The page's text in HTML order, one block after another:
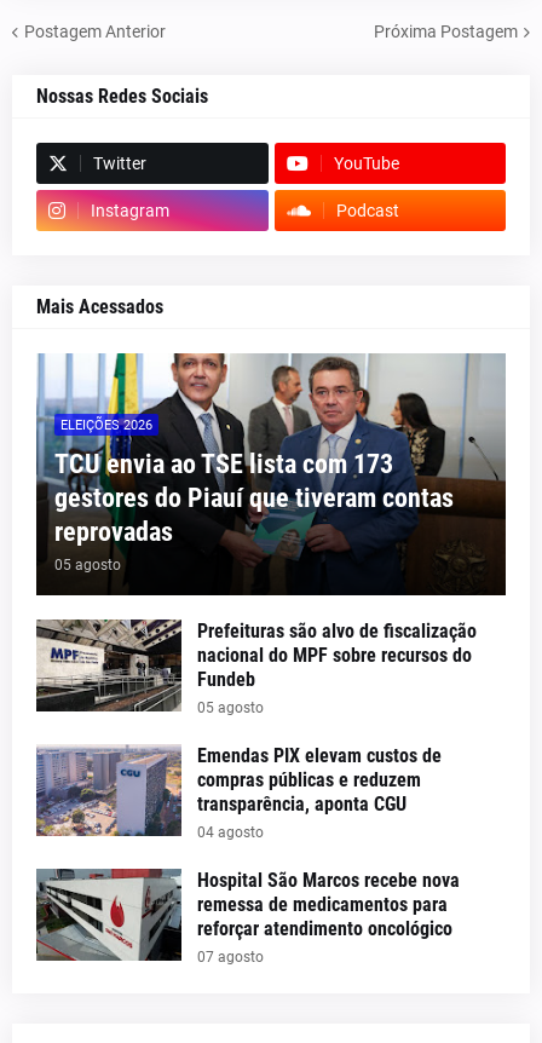
Postagem Anterior Próxima Postagem
Nossas Redes Sociais
Twitter YouTube
Instagram Podcast
Mais Acessados
ELEIÇÕES 2026
TCU envia ao TSE lista com 173
gestores do Piauí que tiveram contas
reprovadas
05 agosto
Prefeituras são alvo de fiscalização
nacional do MPF sobre recursos do
Fundeb
05 agosto
Emendas PIX elevam custos de
compras públicas e reduzem
transparência, aponta CGU
04 agosto
Hospital São Marcos recebe nova
remessa de medicamentos para
reforçar atendimento oncológico
07 agosto